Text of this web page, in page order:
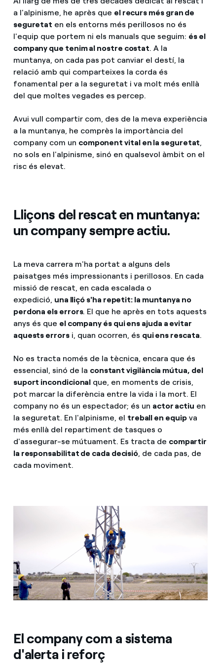
a l'alpinisme, he après que el recurs més gran de
seguretat en els entorns més perillosos no és
l'equip que portem ni els manuals que seguim: és el
company que tenim al nostre costat. A la
muntanya, on cada pas pot canviar el destí, la
relació amb qui comparteixes la corda és
fonamental per a la seguretat i va molt més enllà
del que moltes vegades es percep.
Avui vull compartir com, des de la meva experiència
a la muntanya, he comprès la importància del
company com un component vital en la seguretat
no sols en l'alpinisme, sinó en qualsevol àmbit on el
risc és elevat.
Lliçons del rescat en muntanya:
un company sempre actiu.
La meva carrera m'ha portat a alguns dels
paisatges més impressionants i perillosos. En cada
missió de rescat, en cada escalada o
expedició, una lliçó s'ha repetit: la muntanya no
perdona els errors. El que he après en tots aquests
anys és que el company és qui ens ajuda a evitar
aquests errorsi, quan ocorren, és qui ens rescata.
No es tracta només de la tècnica, encara que és
essencial, sinó de la constant vigilància mútua, del
suport incondicional que, en moments de crisis,
pot marcar la diferència entre la vida i la mort. El
company no és un espectador; és un actor actiu en
la seguretat. En l'alpinisme, el treball en equipva
més enllà del repartiment de tasques o
d'assegurar-se mútuament. Es tracta de compartir
la responsabilitat de cada decisió, de cada pas, de
cada moviment.
El company com a sistema
d'alerta i reforç